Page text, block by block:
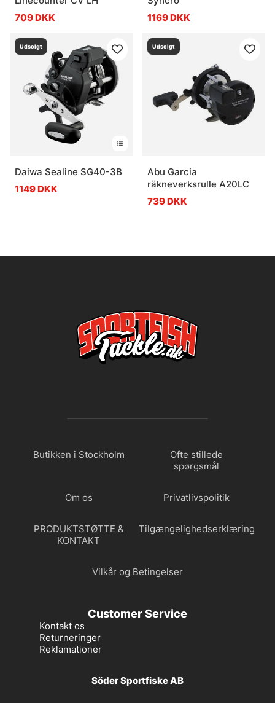
709 DKK
1169 DKK
Udsolgt
Daiwa Sealine SG40-3B
1149 DKK
Udsolgt
Abu Garcia
räkneverksrulle A20LC
739 DKK
Butikken i Stockholm
Ofte stillede
spørgsmål
Om os Privatlivspolitik
PRODUKTSTØTTE &
KONTAKT
Tilgængelighedserklæring
Vilkår og Betingelser
Customer Service
Kontakt os
Returneringer
Reklamationer
Söder Sportfiske AB